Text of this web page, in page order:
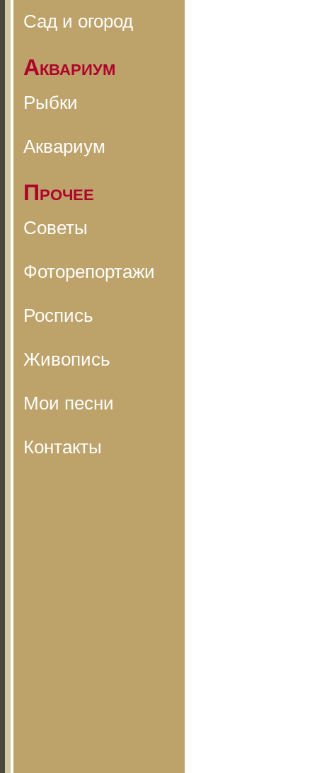
Сад и огород
Аквариум
Рыбки
Аквариум
Прочее
Советы
Фоторепортажи
Роспись
Живопись
Мои песни
Контакты